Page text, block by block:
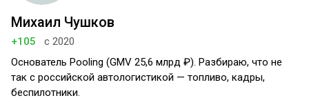
Михаил Чушков
+105
с 2020
Основатель Pooling (GMV 25,6 млрд ₽). Разбираю, что не
так с российской автологистикой — топливо, кадры,
беспилотники.